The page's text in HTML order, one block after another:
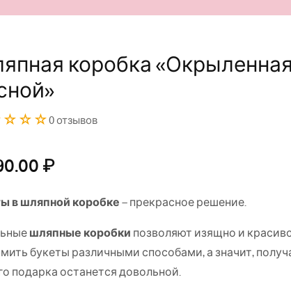
коробка «Окрыленная
0 отзывов
₽
в шляпной коробке– прекрасное решение.
шляпные коробки позволяют изящно и
букеты различными способами, а значит,
подарка останется довольной.